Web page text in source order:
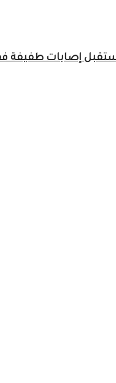
استقبل إصابات طفيفة